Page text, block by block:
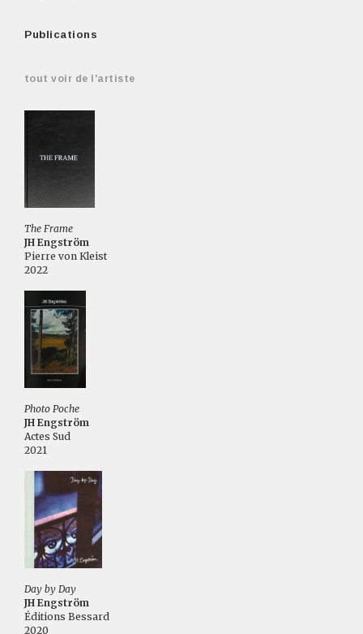
Publications
tout voir de l'artiste
The Frame
JH Engström
Pierre von Kleist
2022
Photo Poche
JH Engström
Actes Sud
2021
Day by Day
JH Engström
Éditions Bessard
2020